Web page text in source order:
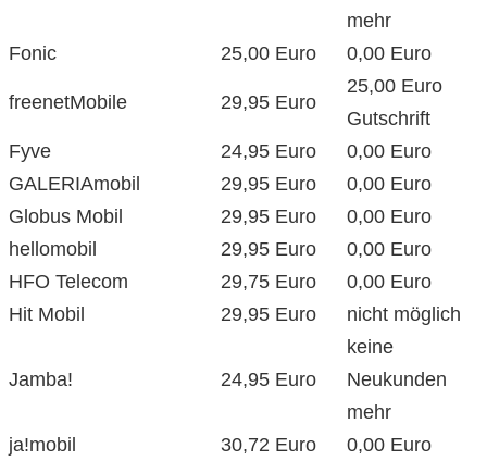
mehr
Fonic
25,00 Euro 0,00 Euro
freenetMobile 29,95 Euro
25,00 Euro
Gutschrift
Fyve
24,95 Euro
0,00 Euro
GALERIAmobil
29,95 Euro
0,00 Euro
Globus Mobil
29,95 Euro
0,00 Euro
hellomobil
29,95 Euro
0,00 Euro
HFO Telecom
29,75 Euro
0,00 Euro
Hit Mobil
29,95 Euro nicht möglich
Jamba! 24,95 Euro
keine
Neukunden
mehr
ja!mobil
30,72 Euro 0,00 Euro